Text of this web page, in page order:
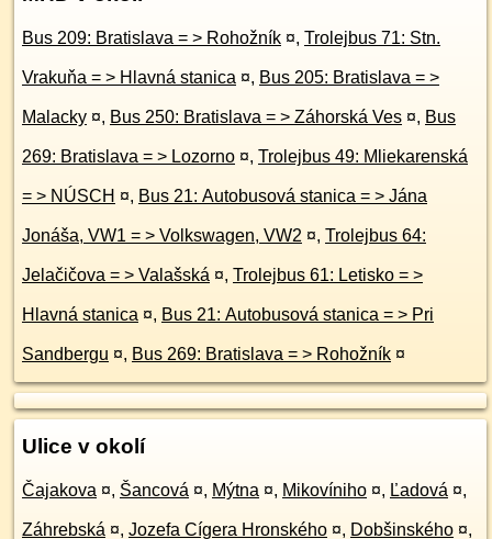
Bus 209: Bratislava = > Rohožník ¤, Trolejbus 71: Stn.
Vrakuňa = > Hlavná stanica ¤, Bus 205: Bratislava = >
Malacky ¤, Bus 250: Bratislava = > Záhorská Ves ¤, Bus
269: Bratislava = > Lozorno ¤, Trolejbus 49: Mliekarenská
= > NÚSCH ¤, Bus 21: Autobusová stanica = > Jána
Jonáša, VW1 = > Volkswagen, VW2 ¤, Trolejbus 64:
Jelačičova = > Valašská ¤, Trolejbus 61: Letisko = >
Hlavná stanica ¤, Bus 21: Autobusová stanica = > Pri
Sandbergu ¤, Bus 269: Bratislava = > Rohožník ¤
Ulice v okolí
Čajakova ¤, Šancová ¤, Mýtna ¤, Mikovíniho ¤, Ľadová ¤,
Záhrebská ¤, Jozefa Cígera Hronského ¤, Dobšinského ¤,